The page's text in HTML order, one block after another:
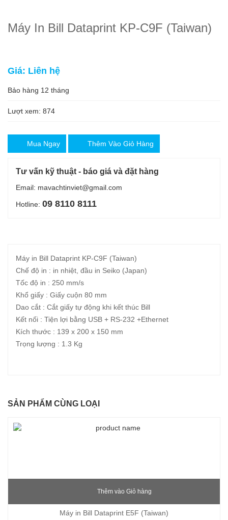
Máy In Bill Dataprint KP-C9F (Taiwan)
Giá: Liên hệ
Bảo hàng 12 tháng
Lượt xem: 874
Mua Ngay Thêm Vào Giỏ Hàng
Tư vấn kỹ thuật - báo giá và đặt hàng
Email: mavachtinviet@gmail.com
Hotline: 09 8110 8111
Máy in Bill Dataprint KP-C9F (Taiwan)
Chế độ in : in nhiệt, đầu in Seiko (Japan)
Tốc độ in : 250 mm/s
Khổ giấy : Giấy cuộn 80 mm
Dao cắt : Cắt giấy tự động khi kết thúc Bill
Kết nối : Tiện lợi bằng USB + RS-232 +Ethernet
Kích thước : 139 x 200 x 150 mm
Trọng lượng : 1.3 Kg
SẢN PHẨM CÙNG LOẠI
Thêm vào Giỏ hàng
Máy in Bill Dataprint E5F (Taiwan)